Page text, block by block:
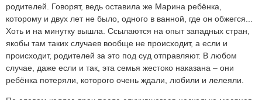
родителей. Говорят, ведь оставила же Марина ребёнка,
которому и двух лет не было, одного в ванной, где он обжегся...
Хоть и на минутку вышла. Ссылаются на опыт западных стран,
якобы там таких случаев вообще не происходит, а если и
происходит, родителей за это под суд отправляют. В любом
случае, даже если и так, эта семья жестоко наказана – они
ребёнка потеряли, которого очень ждали, любили и лелеяли.